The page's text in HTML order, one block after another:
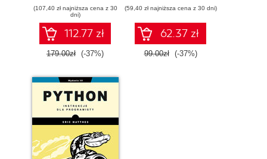
(107,40 zł najniższa cena z 30
dni)
112.77 zł
179.00zł (-37%)
gotowych do pracy
(59,40 zł najniższa cena z 30 dni)
62.37 zł
99.00zł (-37%)